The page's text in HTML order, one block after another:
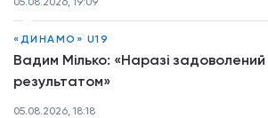
«ДИНАМО» U19
Вадим Мілько: «Наразі
результатом»
05.08.2026, 18:18